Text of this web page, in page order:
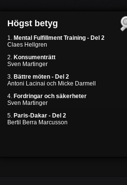
Högst betyg
1. Mental Fulfillment Training - Del 2
Claes Hellgren
2. Konsumenträtt
Sven Martinger
3. Bättre möten - Del 2
Antoni Lacinai och Micke Darmell
4. Fordringar och säkerheter
Sven Martinger
5. Paris-Dakar - Del 2
Bertil Berra Marcusson